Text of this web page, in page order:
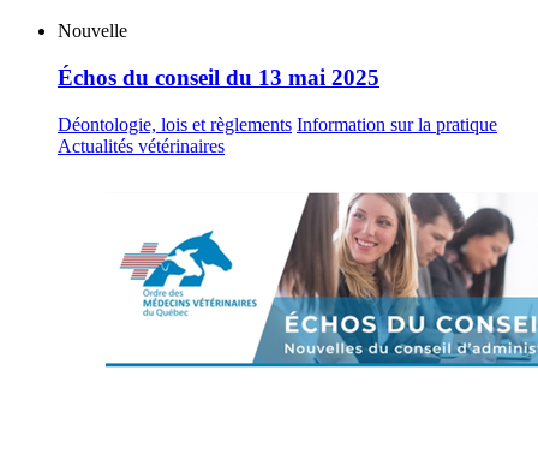
Nouvelle
Échos du conseil du 13 mai 2025
Déontologie, lois et règlements Information sur la pratique
Actualités vétérinaires